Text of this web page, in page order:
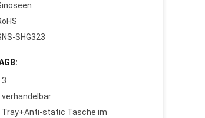
SHG323
3
verhandelbar
Tray+Anti-static Tasche im